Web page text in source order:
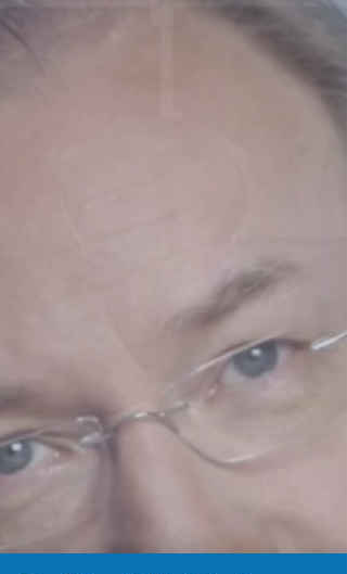
strafen, wenn wir die
Datenschutzbedrohungen der letzten
Cyberattacken jetzt unerwähnt ließen.